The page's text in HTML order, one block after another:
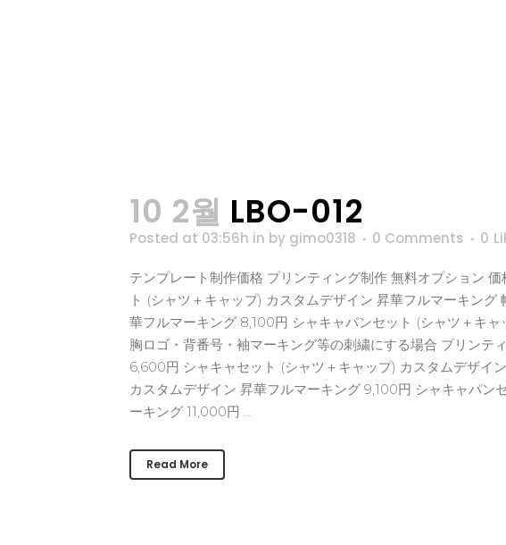
10 2월 LBO-012
Posted at 03:56h in by gimo0318 0 Comments 0
テンプレート制作価格 プリンティング制作 無料オプション
ト (シャツ＋キャップ) カスタムデザイン 昇華フルマーキン
華フルマーキング 8,100円 シャキャパンセット (シャツ＋キ
胸ロゴ・背番号・袖マーキング等の刺繍にする場合 プリン
6,600円 シャキャセット (シャツ＋キャップ) カスタムデザイ
カスタムデザイン 昇華フルマーキング 9,100円 シャキャパ
ーキング 11,000円 ...
Read More